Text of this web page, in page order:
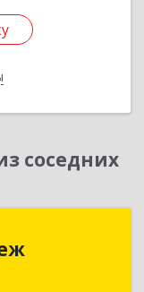
соседних
Воронеж
г, 20-летия